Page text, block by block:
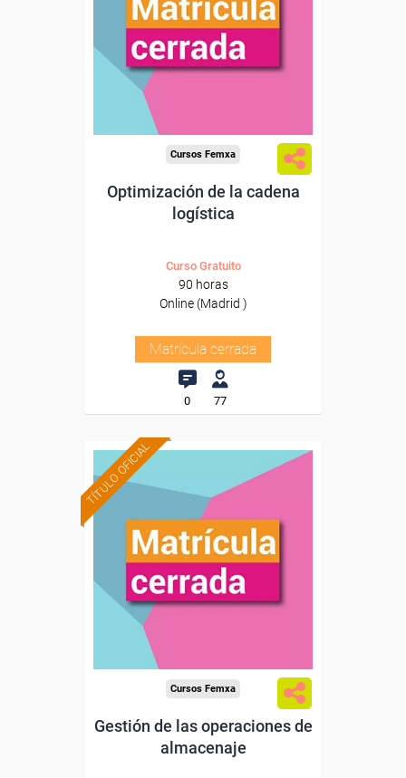
Cursos Femxa
Optimización de la cadena
logística
Curso Gratuito
90 horas
Online (Madrid )
Matrícula cerrada
0 77
TÍTULO OFICIAL
Cursos Femxa
Gestión de las operaciones de
almacenaje